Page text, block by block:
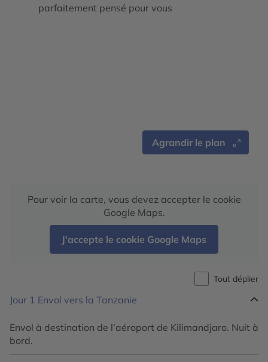
parfaitement pensé pour vous
Agrandir le plan
Pour voir la carte, vous devez accepter le cookie
Google Maps.
J'accepte le cookie Google Maps
Tout déplier
Jour 1 Envol vers la Tanzanie
Envol à destination de l’aéroport de Kilimandjaro. Nuit à
bord.